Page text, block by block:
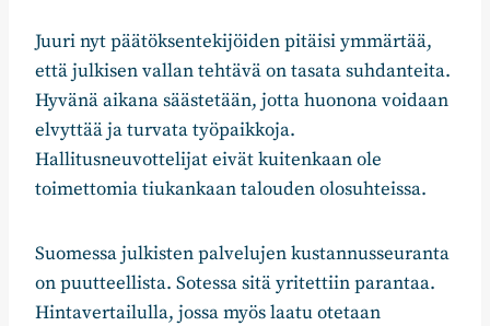
Juuri nyt päätöksentekijöiden pitäisi ymmärtää,
että julkisen vallan tehtävä on tasata suhdanteita.
Hyvänä aikana säästetään, jotta huonona voidaan
elvyttää ja turvata työpaikkoja.
Hallitusneuvottelijat eivät kuitenkaan ole
toimettomia tiukankaan talouden olosuhteissa.
Suomessa julkisten palvelujen kustannusseuranta
on puutteellista. Sotessa sitä yritettiin parantaa.
Hintavertailulla, jossa myös laatu otetaan